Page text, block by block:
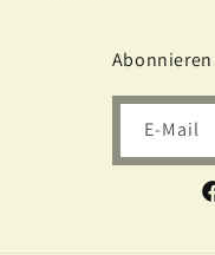
E-Mail